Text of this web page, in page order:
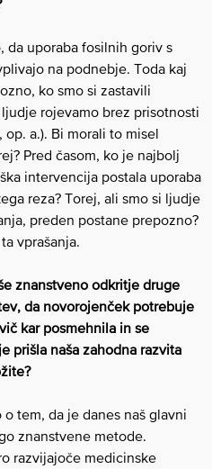
da uporaba fosilnih goriv s
na podnebje. Toda kaj
ko smo si zastavili
rojevamo brez prisotnosti
a.). Bi morali to misel
Pred časom, ko je najbolj
intervencija postala uporaba
reza? Torej, ali smo si ljudje
preden postane prepozno?
vprašanja.
znanstveno odkritje druge
da novorojenček potrebuje
kar posmehnila in se
prišla naša zahodna razvita
tem, da je danes naš glavni
znanstvene metode.
razvijajoče medicinske